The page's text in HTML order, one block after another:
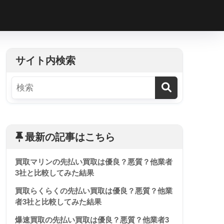
サイト内検索
最新の記事はこちら
買取マリンの先払い買取は優良？悪質？他業者
3社と比較してみた結果
買取らくらくの先払い買取は優良？悪質？他業
者3社と比較してみた結果
爆速買取の先払い買取は優良？悪質？他業者3